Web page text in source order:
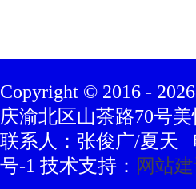
Copyright © 2016 - 2026
庆渝北区山茶路70号
联系人：张俊广/夏天
号-1 技术支持： 网站